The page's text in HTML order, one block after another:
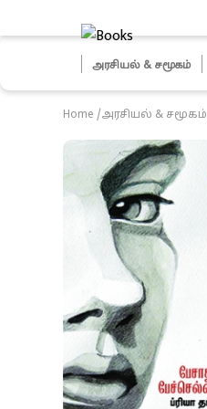
அரசியல் & சமூகம்
Home /அரசியல் & சமூகம்